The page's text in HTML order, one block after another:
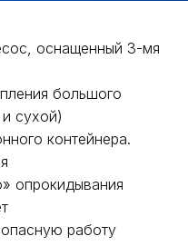
оснащенный 3-мя
большого
сухой)
контейнера.
опрокидывания
работу